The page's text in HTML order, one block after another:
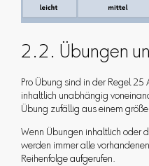
2.2. Übungen
Pro Übung sind in der Regel
inhaltlich unabhängig
Übung zufällig aus einem
Wenn Übungen inhaltlich oder
werden immer alle
Reihenfolge aufgerufen.